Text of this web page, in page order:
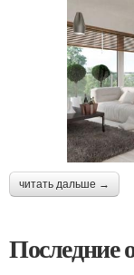
читать дальше →
Последние